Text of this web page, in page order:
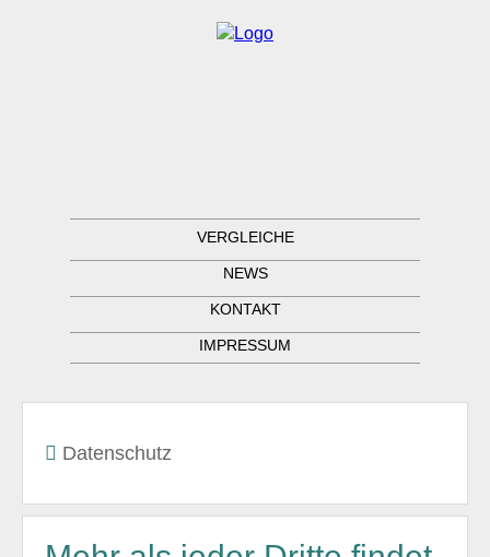
VERGLEICHE
NEWS
KONTAKT
IMPRESSUM
Datenschutz